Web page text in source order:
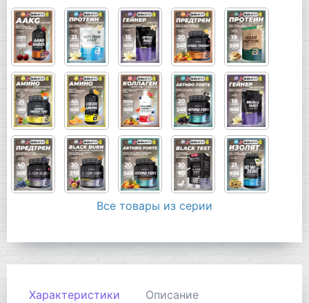
Все товары из серии
Характеристики Описание